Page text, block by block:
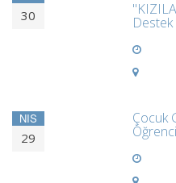
30 Destek
NIS
29
Çocuk